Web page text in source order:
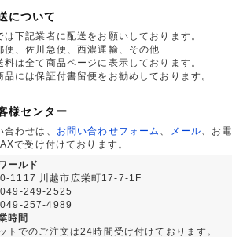
について
は下記業者に配送をお願いしております。
便、佐川急便、西濃運輸、その他
料は全て商品ページに表示しております。
品には保証付書留便をお勧めしております。
様センター
合わせは、 お問い合わせフォーム メール 、お電
で受け付けております。
ールド
1117 川越市広栄町17-7-1F
249-2525
049-257-4989
時間
トでのご注文は24時間受け付けております。